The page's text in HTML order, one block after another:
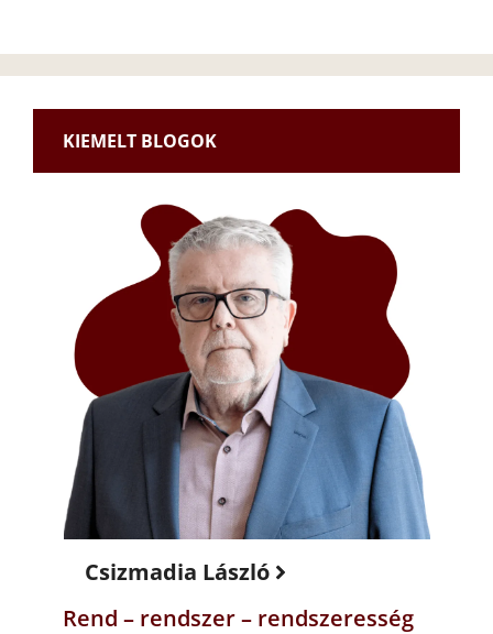
KIEMELT BLOGOK
Csizmadia László
Rend – rendszer – rendszeresség